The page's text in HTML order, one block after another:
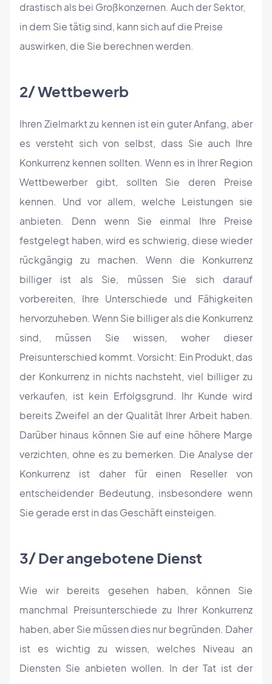
drastisch als bei Großkonzernen. Auch der Sektor,
in dem Sie tätig sind, kann sich auf die Preise
auswirken, die Sie berechnen werden.
2/ Wettbewerb
Ihren Zielmarkt zu kennen ist ein guter Anfang, aber
es versteht sich von selbst, dass Sie auch Ihre
Konkurrenz kennen sollten. Wenn es in Ihrer Region
Wettbewerber gibt, sollten Sie deren Preise
kennen. Und vor allem, welche Leistungen sie
anbieten. Denn wenn Sie einmal Ihre Preise
festgelegt haben, wird es schwierig, diese wieder
rückgängig zu machen. Wenn die Konkurrenz
billiger ist als Sie, müssen Sie sich darauf
vorbereiten, Ihre Unterschiede und Fähigkeiten
hervorzuheben. Wenn Sie billiger als die Konkurrenz
sind, müssen Sie wissen, woher dieser
Preisunterschied kommt. Vorsicht: Ein Produkt, das
der Konkurrenz in nichts nachsteht, viel billiger zu
verkaufen, ist kein Erfolgsgrund. Ihr Kunde wird
bereits Zweifel an der Qualität Ihrer Arbeit haben.
Darüber hinaus können Sie auf eine höhere Marge
verzichten, ohne es zu bemerken. Die Analyse der
Konkurrenz ist daher für einen Reseller von
entscheidender Bedeutung, insbesondere wenn
Sie gerade erst in das Geschäft einsteigen.
3/ Der angebotene Dienst
Wie wir bereits gesehen haben, können Sie
manchmal Preisunterschiede zu Ihrer Konkurrenz
haben, aber Sie müssen dies nur begründen. Daher
ist es wichtig zu wissen, welches Niveau an
Diensten Sie anbieten wollen. In der Tat ist der